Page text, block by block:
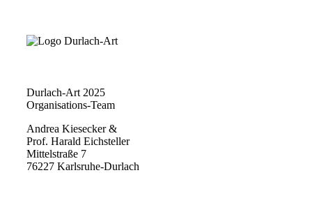
Durlach-Art 2025
Organisations-Team
Andrea Kiesecker &
Prof. Harald Eichsteller
Mittelstraße 7
76227 Karlsruhe-Durlach